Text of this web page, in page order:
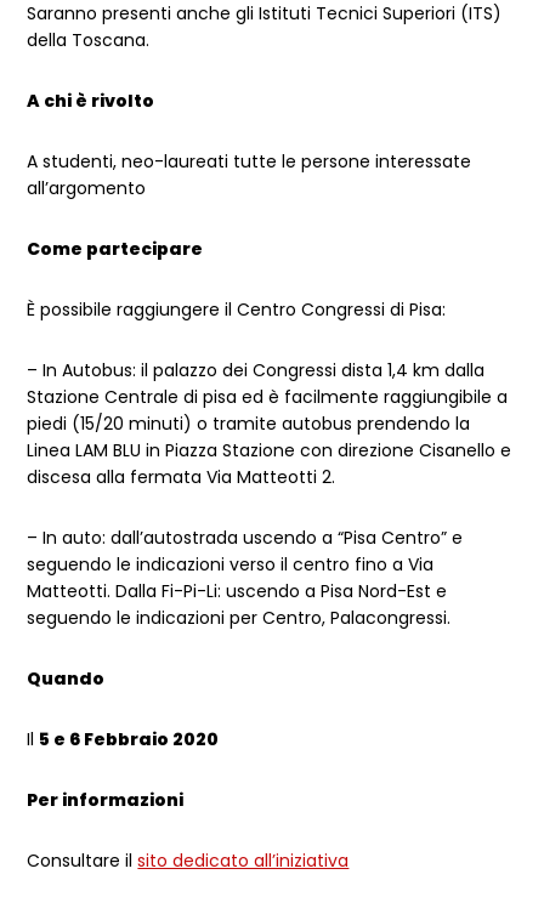
Saranno presenti anche gli Istituti Tecnici Superiori (ITS)
della Toscana.
A chi è rivolto
A studenti, neo-laureati tutte le persone interessate
all’argomento
Come partecipare
È possibile raggiungere il Centro Congressi di Pisa:
– In Autobus: il palazzo dei Congressi dista 1,4 km dalla
Stazione Centrale di pisa ed è facilmente raggiungibile a
piedi (15/20 minuti) o tramite autobus prendendo la
Linea LAM BLU in Piazza Stazione con direzione Cisanello e
discesa alla fermata Via Matteotti 2.
– In auto: dall’autostrada uscendo a “Pisa Centro” e
seguendo le indicazioni verso il centro fino a Via
Matteotti. Dalla Fi-Pi-Li: uscendo a Pisa Nord-Est e
seguendo le indicazioni per Centro, Palacongressi.
Quando
Il 5 e 6 Febbraio 2020
Per informazioni
Consultare ilsito dedicato all’iniziativa